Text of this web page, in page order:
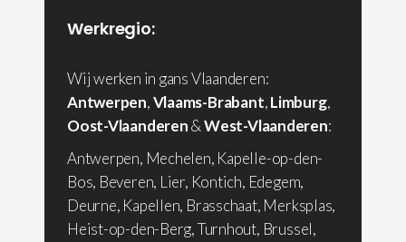
Werkregio:
Wij werken in gans Vlaanderen:
Antwerpen,Vlaams-Brabant,Limburg,
Oost-Vlaanderen&West-Vlaanderen:
Antwerpen, Mechelen, Kapelle-op-den-
Bos, Beveren, Lier, Kontich, Edegem,
Deurne, Kapellen, Brasschaat, Merksplas,
Heist-op-den-Berg, Turnhout, Brussel,